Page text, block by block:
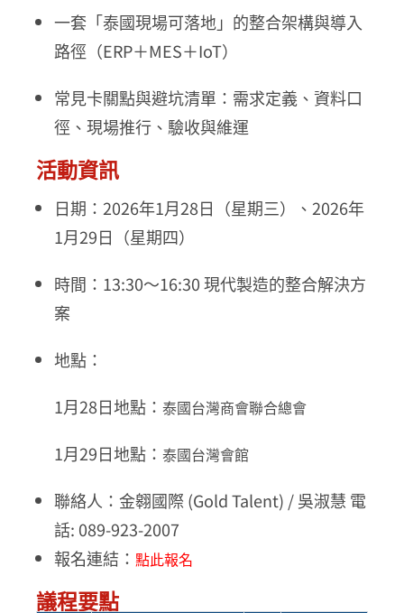
一套「泰國現場可落地」的整合架構與導入
路徑（ERP＋MES＋IoT）
常見卡關點與避坑清單：需求定義、資料口
徑、現場推行、驗收與維運
活動資訊
日期：2026年1月28日（星期三）、2026年
1月29日（星期四）
時間：13:30～16:30 現代製造的整合解決方
案
地點：
1月28日地點： 泰國台灣商會聯合總會
1月29日地點： 泰國台灣會館
聯絡人：金翱國際 (Gold Talent) / 吳淑慧 電
話: 089-923-2007
報名連結： 點此報名
議程要點